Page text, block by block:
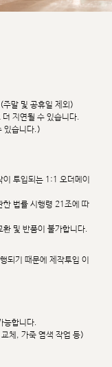
말 및 공휴일 제외)
지연될 수 있습니다.
있습니다.)
투입되는 1:1 오더메이
한 법률 시행령 21조에 따
및 반품이 불가합니다.
되기 때문에 제작투입 이
능합니다.
체, 가죽 염색 작업 등)